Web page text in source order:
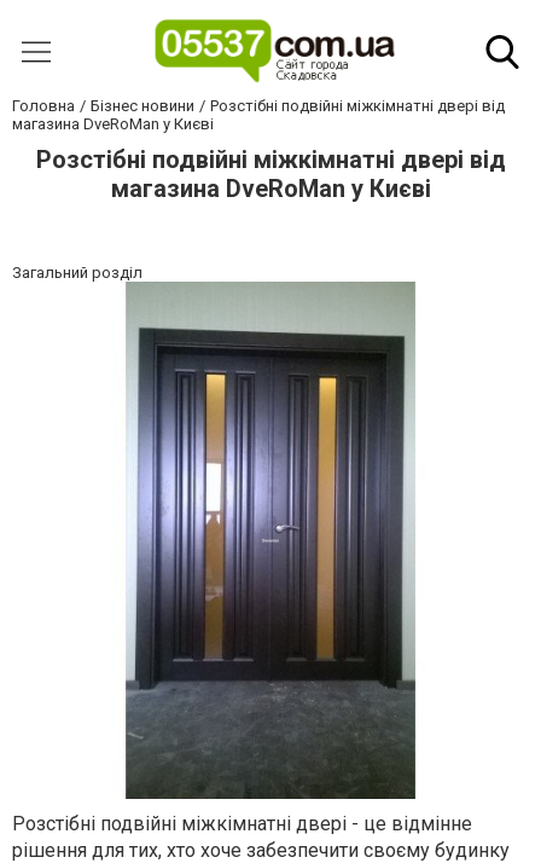
Головна Бізнес новини
Розстібні подвійні міжкімнатні двері від
магазина DveRoMan у Києві
Розстібні подвійні міжкімнатні двері від
магазина DveRoMan у Києві
Загальний розділ
Розстібні подвійні міжкімнатні двері - це відмінне
рішення для тих, хто хоче забезпечити своєму будинку